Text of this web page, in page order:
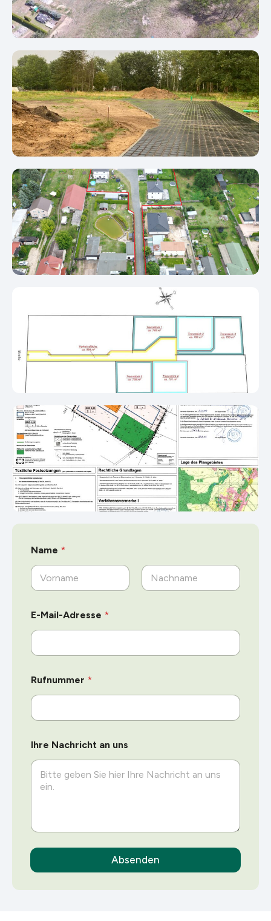
Name *
E-Mail-Adresse *
N
a
h
i
c
h
Rufnummer *
Ihre Nachricht an uns
Absenden